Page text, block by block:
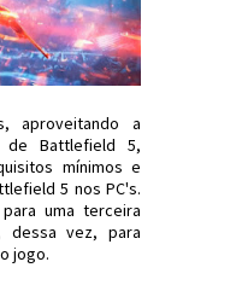
aproveitando a
de Battlefield 5,
mínimos e
5 nos PC's.
uma terceira
dessa vez, para
jogo.